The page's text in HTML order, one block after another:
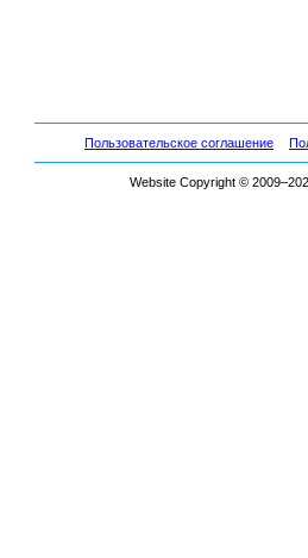
Пользовательское соглашение
Website Copyright ©